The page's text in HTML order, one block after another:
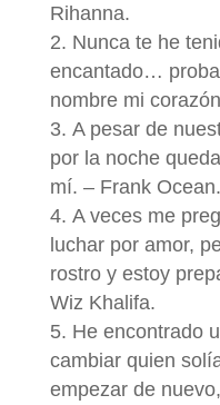
Rihanna.
Nunca te he
encantado…
nombre mi
A pesar de
por la noche
mí. – Frank Ocean.
A veces me
luchar por amor,
rostro y estoy
Wiz Khalifa.
He encontrado
cambiar quien
empezar de